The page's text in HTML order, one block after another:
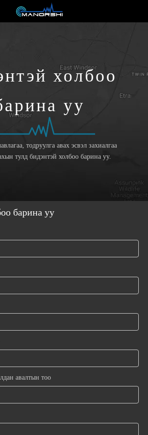
холбоо
уу
тодруулга авах эсвэл захиалгаа
тулд бидэнтэй холбоо барина уу.
барина уу
авалтын тоо